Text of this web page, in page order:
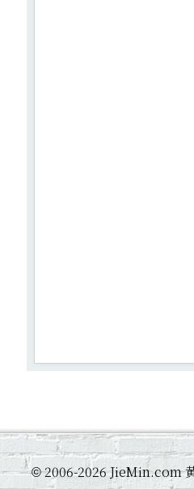
©2006-2026 JieMin.com